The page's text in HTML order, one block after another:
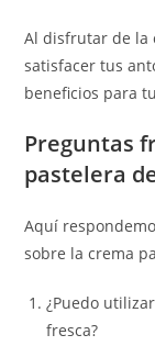
Al disfrutar de la
satisfacer tus
beneficios para
Preguntas
pastelera
Aquí
sobre la crema
¿Puedo
fresca?